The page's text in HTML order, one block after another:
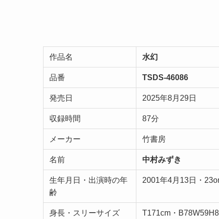
作品名 水幻
品番 TSDS-46086
発売日 2025年8月29日
収録時間 87分
メーカー 竹書房
名前 中村みずき
生年月日・出演時の年
齢
2001年4月13日・
身長・スリーサイズ T171cm・